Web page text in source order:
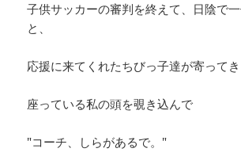
子供サッカーの審判を終えて、日陰で
と、
応援に来てくれたちびっ子達が寄ってき
座っている私の頭を覗き込んで
"コーチ、しらがあるで。"